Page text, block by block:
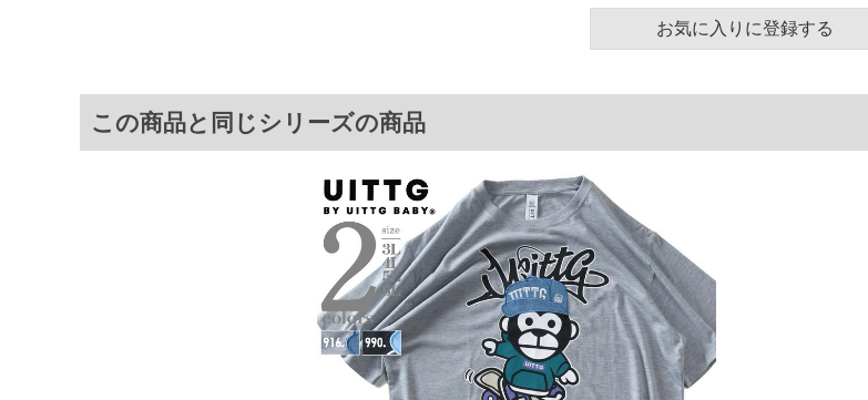
128 77
6L 63
※商品によって若干のサイズの誤差がございます。また、お客様がご使用の環境（コンピュータ画
面）によって、商品の色味が若干異なる場合がございます。予めご了承ください。
※上記サイズが実際の商品に付いているタグのサイズ表記と異なる場合があります。お取り扱い前に
商品付属タグの記載もご確認下さい。
※当店での掲載商品は、実店鋪と在庫を共用しておりますので店頭での売り違い、店舗からのお取り
寄せ等により、お客様にご迷惑をお掛けしてしまう場合がございます。そのようなことがない様最大
限に努めておりますが、もしあった場合速やかにご連絡させて頂きますので予めご了承ください。
※【ボトムの裾上げをご希望の場合】
裾上げ料金は500円+税となります。
備考欄に股下●cmとご記入下さい。（裾上げ無料対象商品は1本につき税込6,000円以上の品が対象。
お気に入りに登録する
この商品と同じシリーズの商品